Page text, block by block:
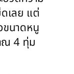
เลย แต่
ขนาดหนู
ณ 4 ทุ่ม